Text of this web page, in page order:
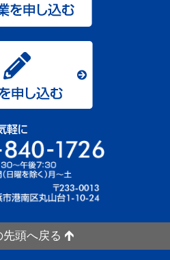
頭へ戻る